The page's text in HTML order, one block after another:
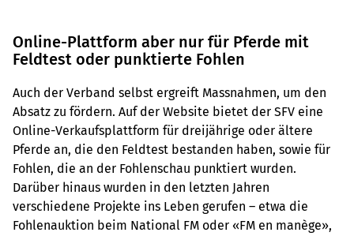
Online-Plattform aber nur für Pferde mit
Feldtest oder punktierte Fohlen
Auch der Verband selbst ergreift Massnahmen, um den
Absatz zu fördern. Auf der Website bietet der SFV eine
Online-Verkaufsplattform für dreijährige oder ältere
Pferde an, die den Feldtest bestanden haben, sowie für
Fohlen, die an der Fohlenschau punktiert wurden.
Darüber hinaus wurden in den letzten Jahren
verschiedene Projekte ins Leben gerufen – etwa die
Fohlenauktion beim National FM oder «FM en manège»,